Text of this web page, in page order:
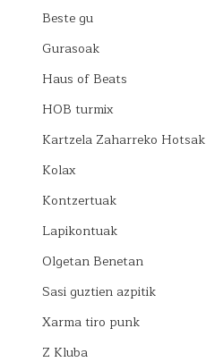
Beste gu
Gurasoak
Haus of Beats
HOB turmix
Kartzela Zaharreko Hotsak
Kolax
Kontzertuak
Lapikontuak
Olgetan Benetan
Sasi guztien azpitik
Xarma tiro punk
Z Kluba